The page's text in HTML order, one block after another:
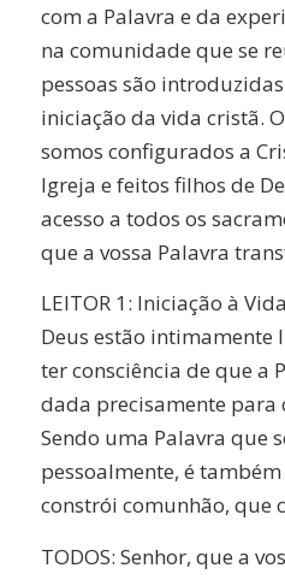
com a Palavra e da
na comunidade que se
pessoas são
iniciação da vida cristã.
somos configurados a
Igreja e feitos filhos de
acesso a todos os
que a vossa Palavra
LEITOR 1: Iniciação à
Deus estão intimamente
ter consciência de que a
dada precisamente para
Sendo uma Palavra que
pessoalmente, é
constrói comunhão, que
TODOS: Senhor, que a